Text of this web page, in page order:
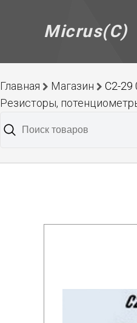
Micrus(C)
Главная Магазин
С2-29
Резисторы,